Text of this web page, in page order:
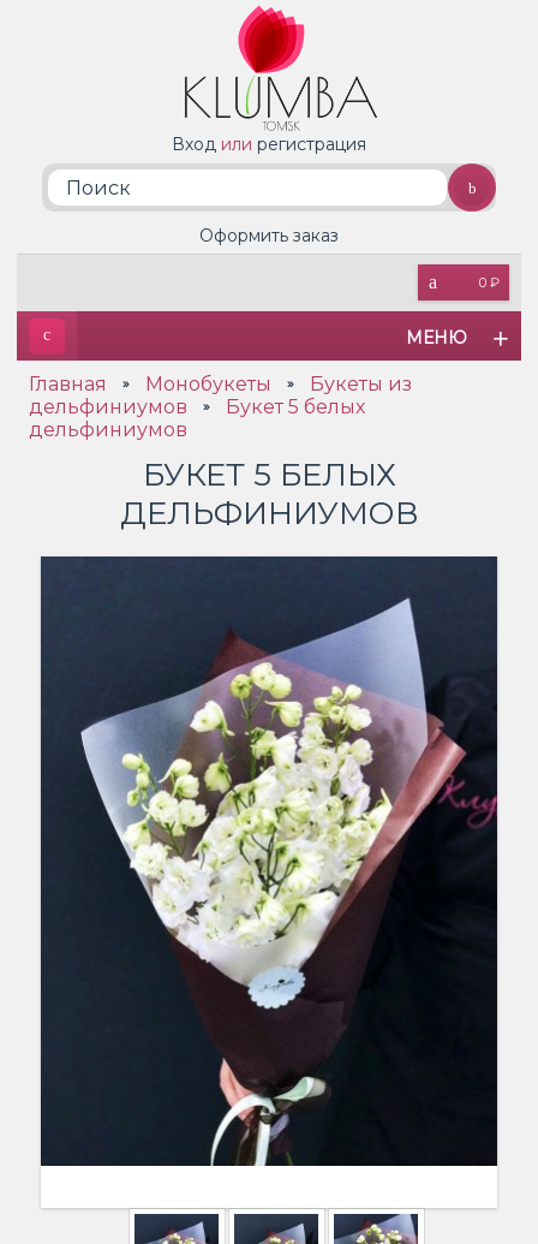
Вход или регистрация
0 ₽
Оформить заказ
МЕНЮ
Главная » Монобукеты »
Букеты из
дельфиниумов
»
Букет 5 белых
дельфиниумов
БУКЕТ 5 БЕЛЫХ
ДЕЛЬФИНИУМОВ